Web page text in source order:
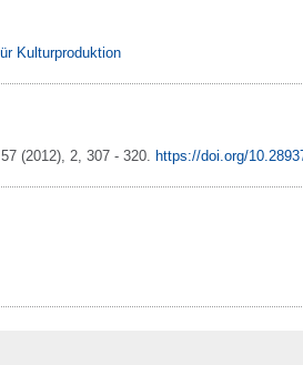
Kulturproduktion
57 (2012), 2, 307 - 320. https://doi.org/